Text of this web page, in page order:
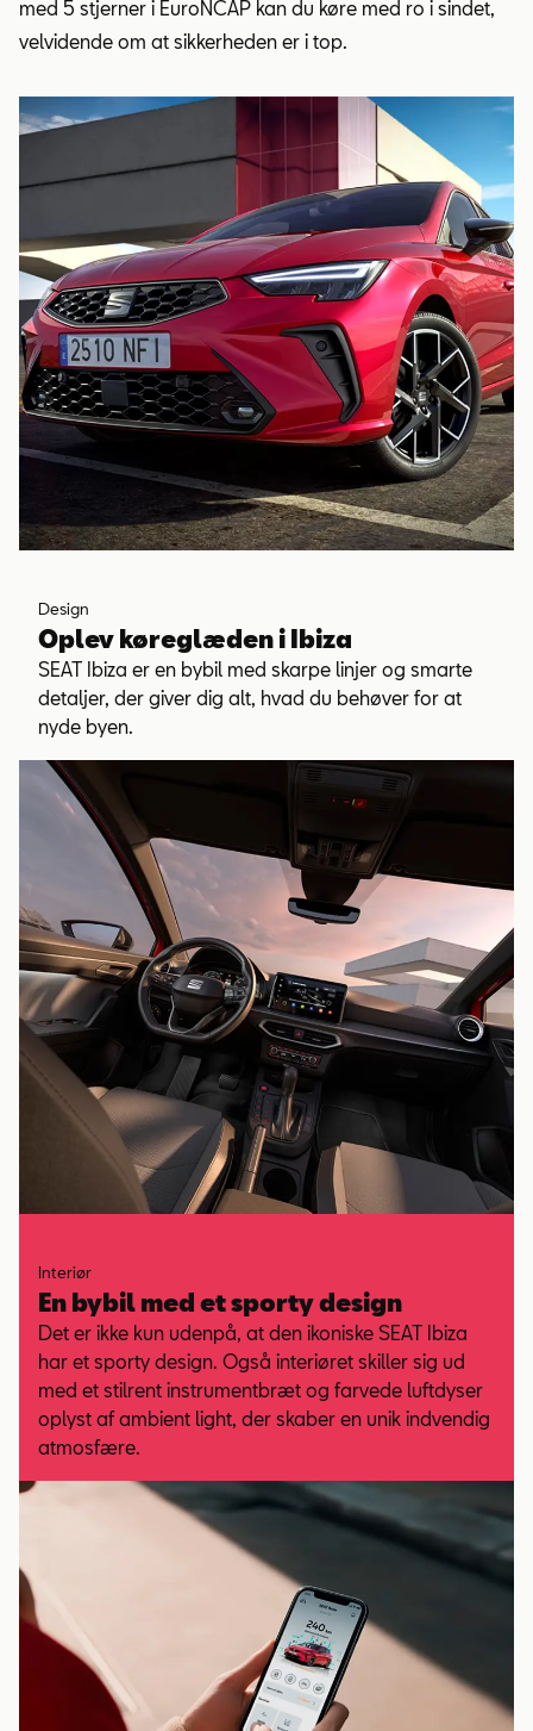
med 5 stjerner i EuroNCAP kan du køre med ro i sindet,
velvidende om at sikkerheden er i top.
Design
Oplev køreglæden i Ibiza
SEAT Ibiza er en bybil med skarpe linjer og smarte
detaljer, der giver dig alt, hvad du behøver for at
nyde byen.
Interiør
En bybil med et sporty design
Det er ikke kun udenpå, at den ikoniske SEAT Ibiza
har et sporty design. Også interiøret skiller sig ud
med et stilrent instrumentbræt og farvede luftdyser
oplyst af ambient light, der skaber en unik indvendig
atmosfære.